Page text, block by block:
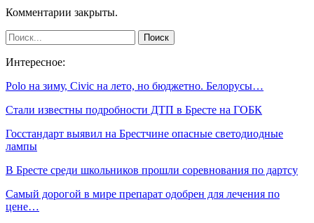
Комментарии закрыты.
Интересное:
Polo на зиму, Civic на лето, но бюджетно. Белорусы…
Стали известны подробности ДТП в Бресте на ГОБК
Госстандарт выявил на Брестчине опасные светодиодные
лампы
В Бресте среди школьников прошли соревнования по дартсу
Самый дорогой в мире препарат одобрен для лечения по
цене…